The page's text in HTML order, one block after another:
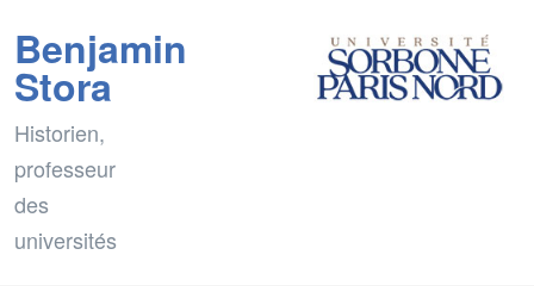
Benjamin
Stora
Historien,
professeur
des
universités